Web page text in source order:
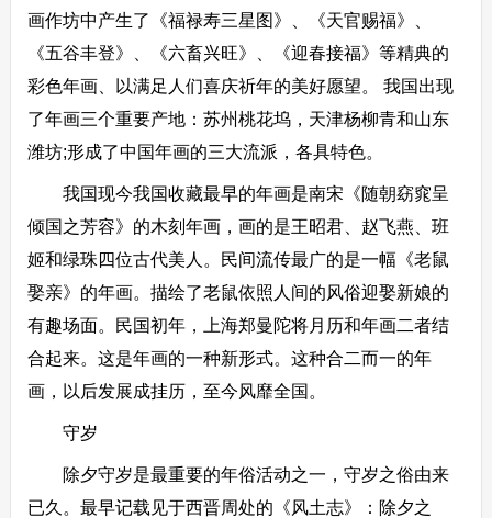
画作坊中产生了《福禄寿三星图》、《天官赐福》、
《五谷丰登》、《六畜兴旺》、《迎春接福》等精典的
彩色年画、以满足人们喜庆祈年的美好愿望。 我国出现
了年画三个重要产地：苏州桃花坞，天津杨柳青和山东
潍坊;形成了中国年画的三大流派，各具特色。
我国现今我国收藏最早的年画是南宋《随朝窈窕呈
倾国之芳容》的木刻年画，画的是王昭君、赵飞燕、班
姬和绿珠四位古代美人。民间流传最广的是一幅《老鼠
娶亲》的年画。描绘了老鼠依照人间的风俗迎娶新娘的
有趣场面。民国初年，上海郑曼陀将月历和年画二者结
合起来。这是年画的一种新形式。这种合二而一的年
画，以后发展成挂历，至今风靡全国。
守岁
除夕守岁是最重要的年俗活动之一，守岁之俗由来
已久。最早记载见于西晋周处的《风土志》：除夕之